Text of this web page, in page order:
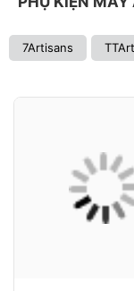
7Artisans